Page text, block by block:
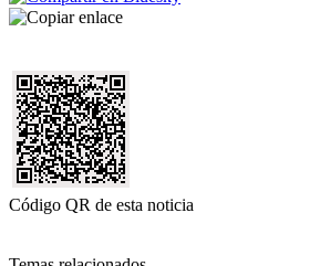
Código QR de esta noticia